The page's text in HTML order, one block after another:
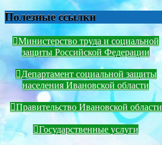
Полезные ссылки
Министерство труда и социальной
защиты Российской Федерации
Департамент социальной защиты
населения Ивановской области
Правительство Ивановской области
Государственные услуги